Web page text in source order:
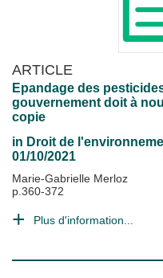
ARTICLE
Epandage des
gouvernement doit à
copie
in Droit de
01/10/2021
Marie-Gabrielle Merloz
p.360-372
Plus d'information...